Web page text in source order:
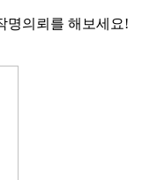
명의뢰를 해보세요!